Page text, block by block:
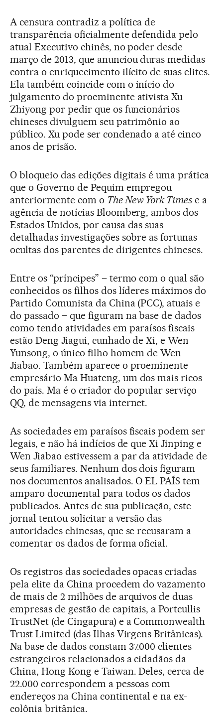
A censura contradiz a política de
transparência oficialmente defendida pelo
atual Executivo chinês, no poder desde
março de 2013, que anunciou duras medidas
contra o enriquecimento ilícito de suas elites.
Ela também coincide com o início do
julgamento do proeminente ativista Xu
Zhiyong por pedir que os funcionários
chineses divulguem seu patrimônio ao
público. Xu pode ser condenado a até cinco
anos de prisão.
O bloqueio das edições digitais é uma prática
que o Governo de Pequim empregou
anteriormente com o The New York Times e a
agência de notícias Bloomberg, ambos dos
Estados Unidos, por causa das suas
detalhadas investigações sobre as fortunas
ocultas dos parentes de dirigentes chineses.
Entre os “príncipes” – termo com o qual são
conhecidos os filhos dos líderes máximos do
Partido Comunista da China (PCC), atuais e
do passado – que figuram na base de dados
como tendo atividades em paraísos fiscais
estão Deng Jiagui, cunhado de Xi, e Wen
Yunsong, o único filho homem de Wen
Jiabao. Também aparece o proeminente
empresário Ma Huateng, um dos mais ricos
do país. Ma é o criador do popular serviço
QQ, de mensagens via internet.
As sociedades em paraísos fiscais podem ser
legais, e não há indícios de que Xi Jinping e
Wen Jiabao estivessem a par da atividade de
seus familiares. Nenhum dos dois figuram
nos documentos analisados. O EL PAÍS tem
amparo documental para todos os dados
publicados. Antes de sua publicação, este
jornal tentou solicitar a versão das
autoridades chinesas, que se recusaram a
comentar os dados de forma oficial.
Os registros das sociedades opacas criadas
pela elite da China procedem do vazamento
de mais de 2 milhões de arquivos de duas
empresas de gestão de capitais, a Portcullis
TrustNet (de Cingapura) e a Commonwealth
Trust Limited (das Ilhas Virgens Britânicas).
Na base de dados constam 37.000 clientes
estrangeiros relacionados a cidadãos da
China, Hong Kong e Taiwan. Deles, cerca de
22.000 correspondem a pessoas com
endereços na China continental e na ex-
colônia britânica.